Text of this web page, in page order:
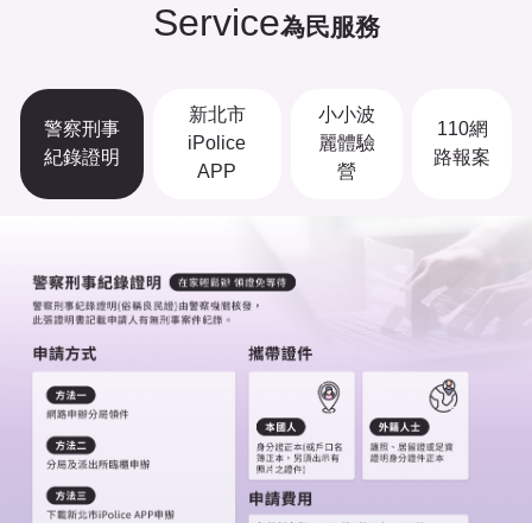
Service為民服務
警察刑事
紀錄證明
新北市
iPolice
APP
小小波
麗體驗
營
110網
路報案